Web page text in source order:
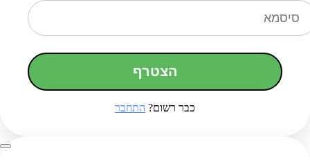
הצטרף
כבר רשום? התחבר